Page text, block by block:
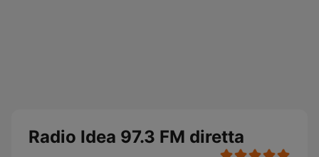
Radio Idea 97.3 FM diretta